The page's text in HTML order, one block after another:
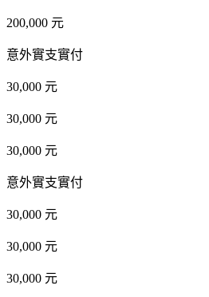
200,000 元
意外實支實付
30,000 元
30,000 元
30,000 元
意外實支實付
30,000 元
30,000 元
30,000 元